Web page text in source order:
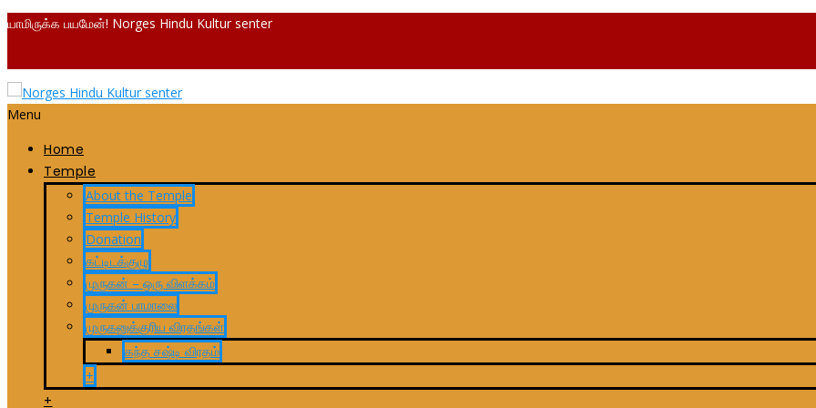
யாமிருக்க பயமேன்! Norges Hindu Kultur senter
Menu
Home
Temple
About the Temple
Temple History
Donation
கட்டிடக்குழு
முருகன் – ஒரு விளக்கம்
முருகன் பாமாலை
முருகனுக்குரிய விரதங்கள்
கந்த சஷ்டி விரதம்
+
+